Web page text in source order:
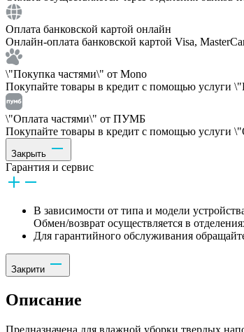
Оплата банковской картой онлайн
Онлайн-оплата банковской картой Visa,
\"Покупка частями\" от Mono
Покупайте товары в кредит с помощью услуги
\"Оплата частями\" от ПУМБ
Покупайте товары в кредит с помощью услуги
Закрыть
Гарантия и сервис
В зависимости от типа и модели
Обмен/возврат осуществляется в
Для гарантийного обслуживания
Закрити
Описание
Предназначена для влажной уборки твердых